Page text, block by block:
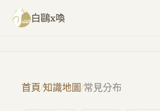
跳至主要內容
白鷗x喚
首頁/知識地圖/常見分布